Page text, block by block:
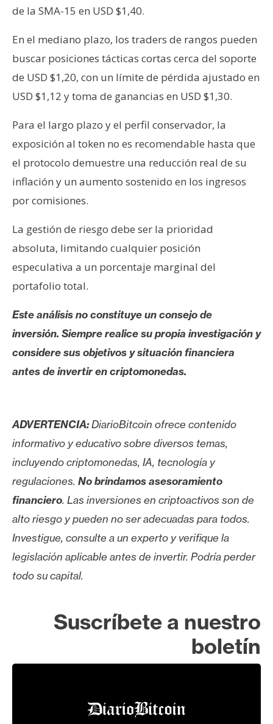
de la SMA-15 en USD $1,40.
En el mediano plazo, los traders de rangos pueden
buscar posiciones tácticas cortas cerca del soporte
de USD $1,20, con un límite de pérdida ajustado en
USD $1,12 y toma de ganancias en USD $1,30.
Para el largo plazo y el perfil conservador, la
exposición al token no es recomendable hasta que
el protocolo demuestre una reducción real de su
inflación y un aumento sostenido en los ingresos
por comisiones.
La gestión de riesgo debe ser la prioridad
absoluta, limitando cualquier posición
especulativa a un porcentaje marginal del
portafolio total.
Este análisis no constituye un consejo de
inversión. Siempre realice su propia investigación y
considere sus objetivos y situación financiera
antes de invertir en criptomonedas.
ADVERTENCIA:DiarioBitcoin ofrece contenido
informativo y educativo sobre diversos temas,
incluyendo criptomonedas, IA, tecnología y
regulaciones. No brindamos asesoramiento
financiero. Las inversiones en criptoactivos son de
alto riesgo y pueden no ser adecuadas para todos.
Investigue, consulte a un experto y verifique la
legislación aplicable antes de invertir. Podría perder
todo su capital.
Suscríbete a nuestro
boletín